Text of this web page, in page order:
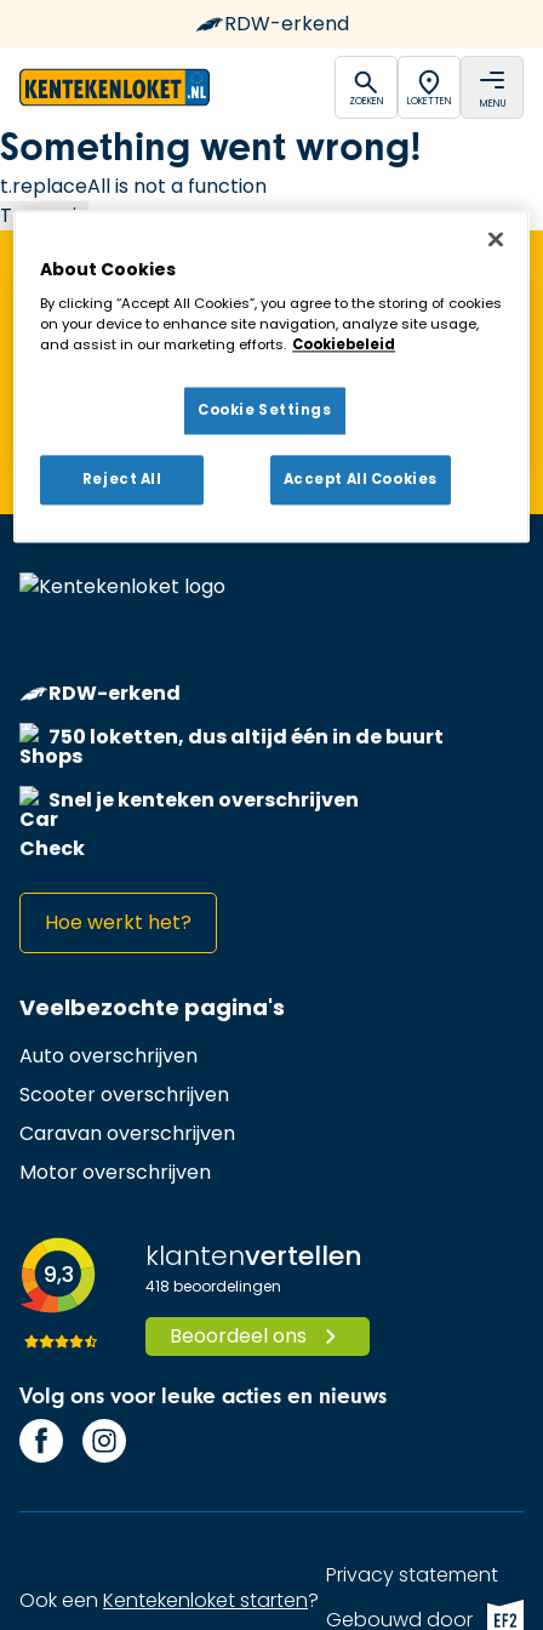
RDW-erkend
open
ZOEKEN LOKETTEN MENU
Something went wrong!
t.replaceAll is not a function
Try again
Vind een Kentekenloket in de buurt!
Toon alleen geopende loketten
RDW-erkend
750 loketten, dus altijd één in de buurt
Snel je kenteken overschrijven
Hoe werkt het?
Veelbezochte pagina's
Auto overschrijven
Scooter overschrijven
Caravan overschrijven
Motor overschrijven
9,3 klantenvertellen
418 beoordelingen
Beoordeel ons
Volg ons voor leuke acties en nieuws
Ook een Kentekenloket starten?
Privacy statement
Gebouwd doorEF2
About Cookies
By clicking “Accept All Cookies”, you agree to the storing of cookies
on your device to enhance site navigation, analyze site usage,
and assist in our marketing efforts. Cookiebeleid
Cookie Settings
Reject All Accept All Cookies